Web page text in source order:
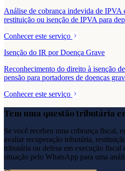
Análise de cobrança indevida de IPVA
restituição ou isenção de IPVA para
Conhecer este serviço
Isenção do IR por Doença Grave
Reconhecimento do direito à isenção
pensão para portadores de doenças
Conhecer este serviço
Tem uma questão tributária
Se você recebeu uma cobrança fiscal,
avaliar recuperação tributária,
tributária ou defesa em execução fiscal
situação pelo WhatsApp para uma